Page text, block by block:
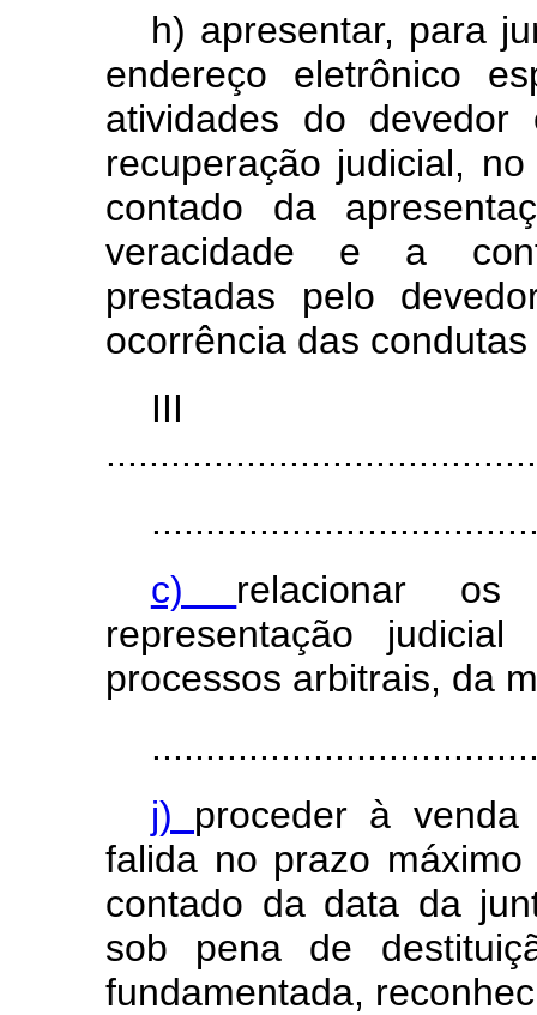
h) apresentar, para
endereço eletrônico
atividades do
recuperação judicial,
contado da
veracidade e a
prestadas pelo
ocorrência das
c) relacionar
representação
processos arbitrais, da
j) proceder à
falida no prazo
contado da data da
sob pena de
fundamentada,